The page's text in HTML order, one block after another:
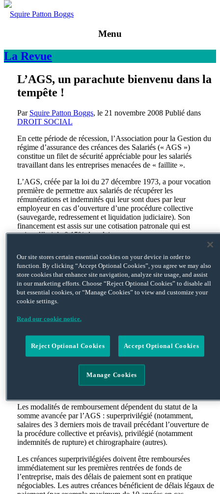
Squire Patton Boggs
Menu
La Revue
L’AGS, un parachute bienvenu dans la
tempête !
Par Squire Patton Boggs, le 21 novembre 2008Publié dans
DROIT SOCIAL
En cette période de récession, l’Association pour la Gestion du
régime d’assurance des créances des Salariés (« AGS »)
constitue un filet de sécurité appréciable pour les salariés
travaillant dans les entreprises menacées de « faillite ».
L’AGS, créée par la loi du 27 décembre 1973, a pour vocation
première de permettre aux salariés de récupérer les
rémunérations et indemnités qui leur sont dues par leur
employeur en cas d’ouverture d’une procédure collective
(sauvegarde, redressement et liquidation judiciaire). Son
financement est assis sur une cotisation patronale qui est
aujourd’hui de 0.15% du salaire.
dans des délais courts. Les fonds sont généralement versés sous
une semaine après réception des relevés des créances salariales.
Toutefois :
– l’AGS n’intervient qu’à titresubsidiaire, c’est à dire que
l’AGS ne verse de fonds qu’à défaut de fonds disponibles au
pourra refuser son concours financier si l’analyse des comptes
de l’entreprise révèle l’existence de fonds suffisants (voire de
créances mobilisables) pour couvrir les créances salariales.
– L’AGS ne verse que des avances, c’est à dire que l’employeur
rembourser
Les modalités de remboursement dépendent du statut de la
somme avancée par l’AGS : superprivilégié (notamment,
salaires des 3 derniers mois de travail précédant l’ouverture de
la procédure collective et préavis), privilégié (notamment
indemnités de rupture) et chirographaire (autres).
Les créances superprivilégiées doivent être remboursées
immédiatement sur les premières rentrées de fonds de
l’entreprise, mais des délais de paiement sont en pratique
négociables. Les autres créances bénéficient de délais légaux de
Our site stores certain essential cookies on your device in order to
function. By clicking “Accept Optional Cookies”, you agree we may also
store cookies that enhance site navigation, analyze site usage, and assist
in our marketing efforts. Choose “Reject Optional Cookies” to disable all
but essential cookies, or “Manage Cookies” to view and customize your
cookie settings.
Read our cookie notice.
Reject Optional Cookies Accept Optional Cookies
Manage Cookies